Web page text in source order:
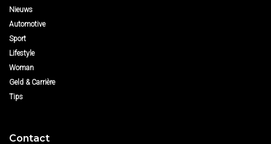
Nieuws
Automotive
Sport
Lifestyle
Woman
Geld & Carrière
Tips
Contact